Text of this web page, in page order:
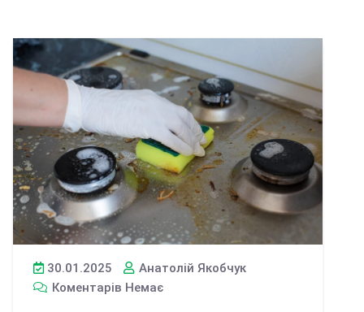
30.01.2025
Анатолій Якобчук
Коментарів Немає